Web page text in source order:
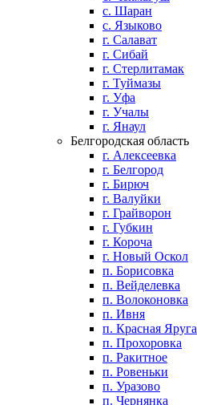
с. Шаран
с. Языково
г. Салават
г. Сибай
г. Стерлитамак
г. Туймазы
г. Уфа
г. Учалы
г. Янаул
Белгородская область
г. Алексеевка
г. Белгород
г. Бирюч
г. Валуйки
г. Грайворон
г. Губкин
г. Короча
г. Новый Оскол
п. Борисовка
п. Вейделевка
п. Волоконовка
п. Ивня
п. Красная Яруга
п. Прохоровка
п. Ракитное
п. Ровеньки
п. Уразово
п. Чернянка